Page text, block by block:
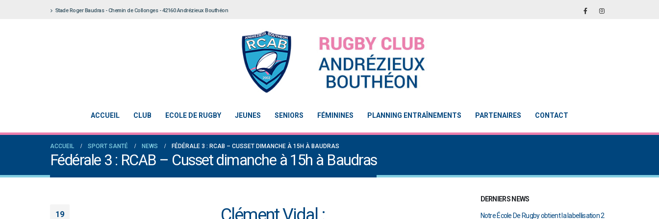
Stade Roger Baudras - Chemin de Collonges - 42160 Andrézieux Bouthéon
ACCUEIL CLUB ECOLE DE RUGBY JEUNES SENIORS FÉMININES PLANNING ENTRAÎNEMENTS PARTENAIRES CONTACT
ACCUEIL SPORT SANTÉ NEWS FÉDÉRALE 3 : RCAB – CUSSET DIMANCHE À 15H À BAUDRAS
Fédérale 3 : RCAB – Cusset dimanche à 15h à Baudras
19
DERNIERS NEWS
Notre École De Rugby obtient la labellisation 2
Notre École De Rugby obtient la labellisation 2